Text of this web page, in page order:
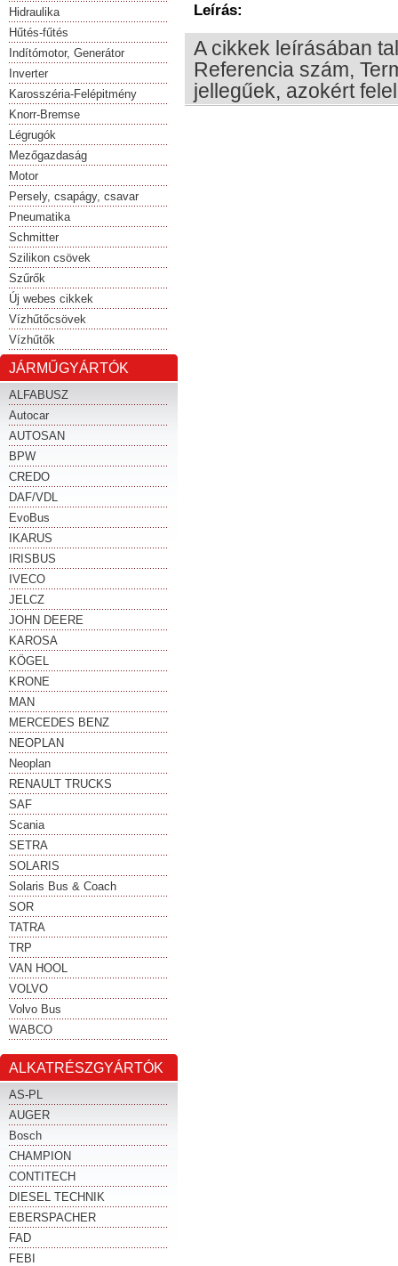
Hidraulika
Hűtés-fűtés
Indítómotor, Generátor
Inverter
Karosszéria-Felépitmény
Knorr-Bremse
Légrugók
Mezőgazdaság
Motor
Persely, csapágy, csavar
Pneumatika
Schmitter
Szilikon csövek
Szűrők
Új webes cikkek
Vízhűtőcsövek
Vízhűtők
JÁRMŰGYÁRTÓK
ALFABUSZ
Autocar
AUTOSAN
BPW
CREDO
DAF/VDL
EvoBus
IKARUS
IRISBUS
IVECO
JELCZ
JOHN DEERE
KAROSA
KÖGEL
KRONE
MAN
MERCEDES BENZ
NEOPLAN
Neoplan
RENAULT TRUCKS
SAF
Scania
SETRA
SOLARIS
Solaris Bus & Coach
SOR
TATRA
TRP
VAN HOOL
VOLVO
Volvo Bus
WABCO
ALKATRÉSZGYÁRTÓK
AS-PL
AUGER
Bosch
CHAMPION
CONTITECH
DIESEL TECHNIK
EBERSPACHER
FAD
FEBI
Leírás:
A cikkek leírásában
Referencia szám,
jellegűek, azokért